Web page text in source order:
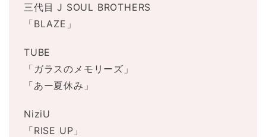
三代目 J SOUL BROTHERS
「BLAZE」
TUBE
「ガラスのメモリーズ」
「あー夏休み」
NiziU
「RISE UP」